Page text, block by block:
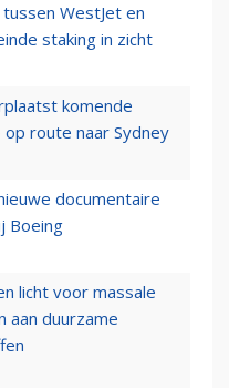
WestJet en
staking in zicht
komende
route naar Sydney
documentaire
Boeing
licht voor massale
aan duurzame